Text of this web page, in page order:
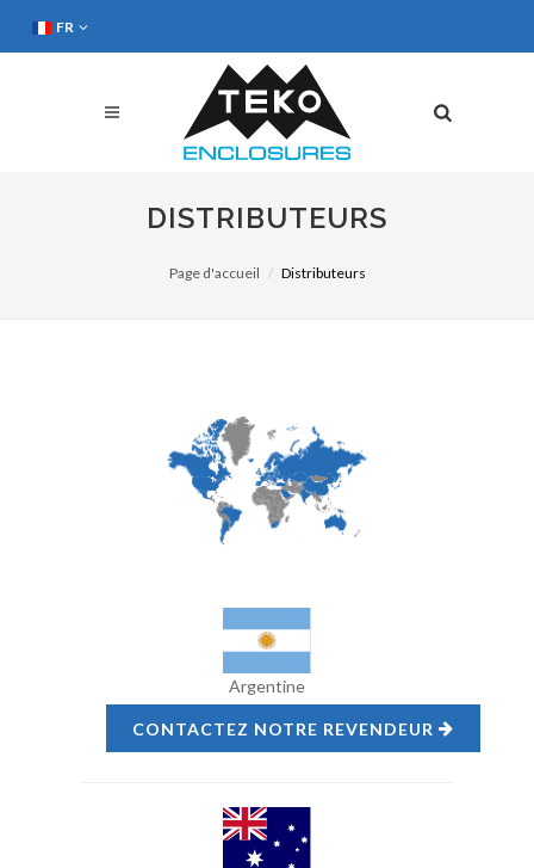
FR
DISTRIBUTEURS
Page d'accueil Distributeurs
Argentine
CONTACTEZ NOTRE REVENDEUR